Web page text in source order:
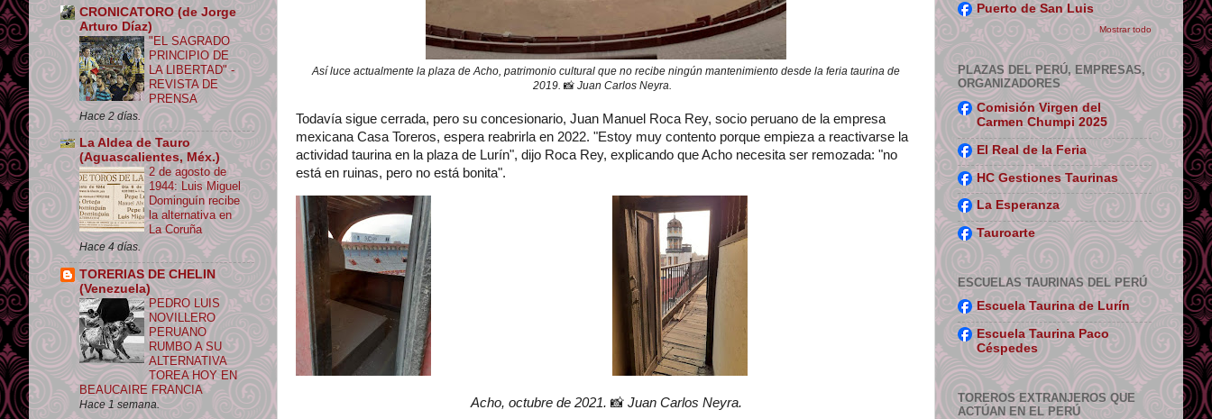
Así luce actualmente la plaza de Acho, patrimonio cultural que no recibe ningún mantenimiento desde la feria taurina de
2019. 📸Juan Carlos Neyra.
Todavía sigue cerrada, pero su concesionario, Juan Manuel Roca Rey, socio peruano de la empresa
mexicana Casa Toreros, espera reabrirla en 2022. "Estoy muy contento porque empieza a reactivarse la
actividad taurina en la plaza de Lurín", dijo Roca Rey, explicando que Acho necesita ser remozada: "no
está en ruinas, pero no está bonita".
Acho, octubre de 2021. 📸 Juan Carlos Neyra.
CRONICATORO (de Jorge
Arturo Díaz)
"EL SAGRADO
PRINCIPIO DE
LA LIBERTAD" -
REVISTA DE
PRENSA
Hace 2 días.
La Aldea de Tauro
(Aguascalientes, Méx.)
2 de agosto de
1944: Luis Miguel
Dominguín recibe
la alternativa en
La Coruña
Hace 4 días.
TORERIAS DE CHELIN
(Venezuela)
PEDRO LUIS
NOVILLERO
PERUANO
RUMBO A SU
ALTERNATIVA
TOREA HOY EN
BEAUCAIRE FRANCIA
Hace 1 semana.
Puerto de San Luis
Mostrar todo
PLAZAS DEL PERÚ, EMPRESAS,
ORGANIZADORES
Comisión Virgen del
Carmen Chumpi 2025
El Real de la Feria
HC Gestiones Taurinas
La Esperanza
Tauroarte
ESCUELAS TAURINAS DEL PERÚ
Escuela Taurina de Lurín
Escuela Taurina Paco
Céspedes
TOREROS EXTRANJEROS QUE
ACTÚAN EN EL PERÚ